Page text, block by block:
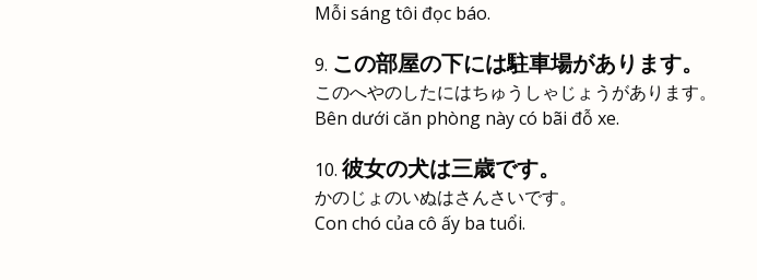
Mỗi sáng tôi đọc báo.
この部屋の下には駐車場があります。
このへやのしたにはちゅうしゃじょうがあります。
Bên dưới căn phòng này có bãi đỗ xe.
彼女の犬は三歳です。
かのじょのいぬはさんさいです。
Con chó của cô ấy ba tuổi.